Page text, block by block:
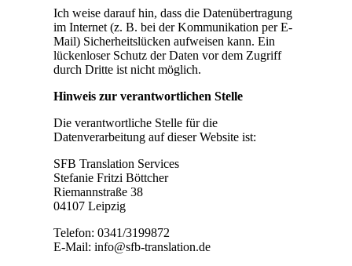
Ich weise darauf hin, dass die Datenübertragung
im Internet (z. B. bei der Kommunikation per E-
Mail) Sicherheitslücken aufweisen kann. Ein
lückenloser Schutz der Daten vor dem Zugriff
durch Dritte ist nicht möglich.
Hinweis zur verantwortlichen Stelle
Die verantwortliche Stelle für die
Datenverarbeitung auf dieser Website ist:
SFB Translation Services
Stefanie Fritzi Böttcher
Riemannstraße 38
04107 Leipzig
Telefon: 0341/3199872
E-Mail: info@sfb-translation.de